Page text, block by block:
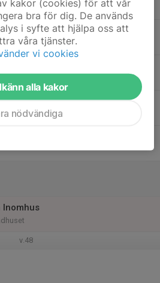
Inomhus
v.48
kakor (cookies) för att vår
bra för dig. De används
i syfte att hjälpa oss att
våra tjänster.
vi cookies
alla kakor
nödvändiga